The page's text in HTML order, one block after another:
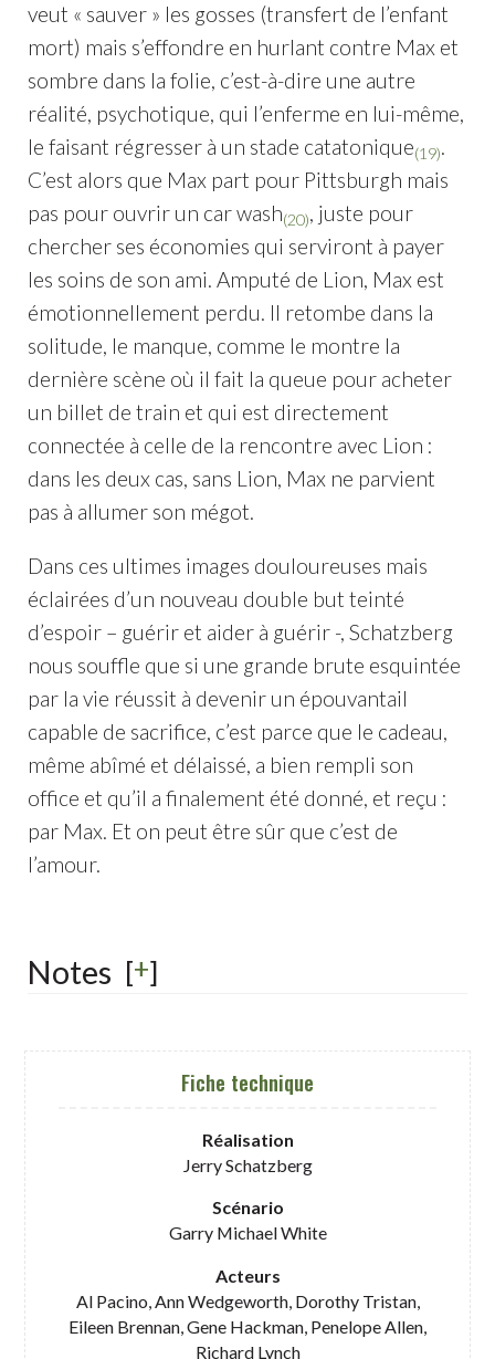
Fiche technique
Réalisation
Jerry Schatzberg
Scénario
Garry Michael White
Acteurs
Al Pacino, Ann Wedgeworth, Dorothy Tristan,
Eileen Brennan, Gene Hackman, Penelope Allen,
Richard Lynch
veut « sauver » les gosses (transfert de l’enfant
mort) mais s’effondre en hurlant contre Max et
sombre dans la folie, c’est-à-dire une autre
réalité, psychotique, qui l’enferme en lui-même,
le faisant régresser à un stade catatonique(19).
C’est alors que Max part pour Pittsburgh mais
pas pour ouvrir un car wash(20), juste pour
chercher ses économies qui serviront à payer
les soins de son ami. Amputé de Lion, Max est
émotionnellement perdu. Il retombe dans la
solitude, le manque, comme le montre la
dernière scène où il fait la queue pour acheter
un billet de train et qui est directement
connectée à celle de la rencontre avec Lion :
dans les deux cas, sans Lion, Max ne parvient
pas à allumer son mégot.
Dans ces ultimes images douloureuses mais
éclairées d’un nouveau double but teinté
d’espoir – guérir et aider à guérir -, Schatzberg
nous souffle que si une grande brute esquintée
par la vie réussit à devenir un épouvantail
capable de sacrifice, c’est parce que le cadeau,
même abîmé et délaissé, a bien rempli son
office et qu’il a finalement été donné, et reçu :
par Max. Et on peut être sûr que c’est de
l’amour.
Notes [+]